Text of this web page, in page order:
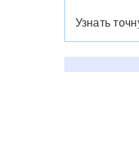
Узнать